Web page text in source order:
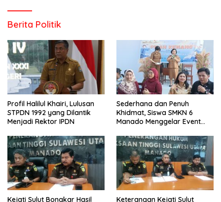
Berita Politik
Profil Halilul Khairi, Lulusan
STPDN 1992 yang Dilantik
Menjadi Rektor IPDN
Sederhana dan Penuh
Khidmat, Siswa SMKN 6
Manado Menggelar Event
Kejati Sulut Bongkar Hasil
Keterangan Kejati Sulut